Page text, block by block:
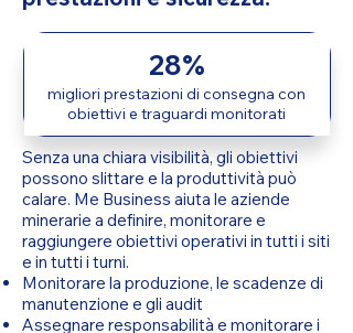
28%
migliori prestazioni di consegna con
obiettivi e traguardi monitorati
Senza una chiara visibilità, gli obiettivi
possono slittare e la produttività può
calare. Me Business aiuta le aziende
minerarie a definire, monitorare e
raggiungere obiettivi operativi in tutti i siti
e in tutti i turni.
Monitorare la produzione, le scadenze di
manutenzione e gli audit
Assegnare responsabilità e monitorare i